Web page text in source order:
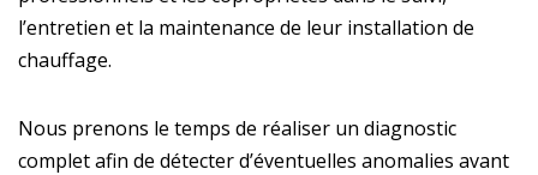
l’entretien et la maintenance de leur installation de
chauffage.
Nous prenons le temps de réaliser un diagnostic
complet afin de détecter d’éventuelles anomalies avant